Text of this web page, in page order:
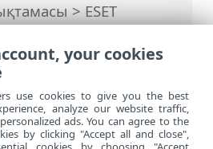
>ESET
>Кеңейтілген орнату
және басқару>
тізімі
your cookies
use cookies to give you the best
analyze our website traffic,
ads. You can agree to the
by clicking "Accept all and close",